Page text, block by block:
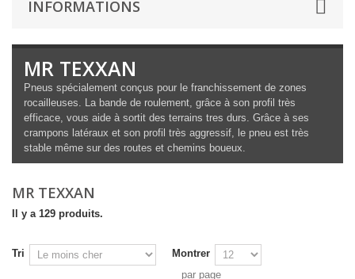
INFORMATIONS
MR TEXXAN
Pneus spécialement conçus pour le franchissement de zones
rocailleuses. La bande de roulement, grâce à son profil très
efficace, vous aide à sortit des terrains tres durs. Grâce à ses
crampons latéraux et son profil très aggressif, le pneu est très
stable même sur des routes et chemins boueux.
MR TEXXAN
Il y a 129 produits.
Tri
Montrer
par page